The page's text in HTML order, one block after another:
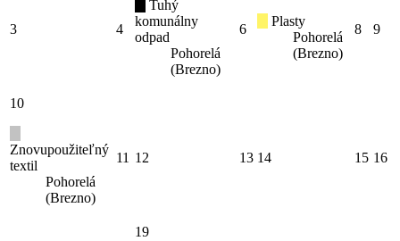
3 4
Tuhý
komunálny
odpad
Pohorelá
(Brezno)
6
Plasty
Pohorelá
(Brezno)
8 9
10
Znovupoužiteľný
textil
Pohorelá
(Brezno)
11 12 13 14 15 16
19